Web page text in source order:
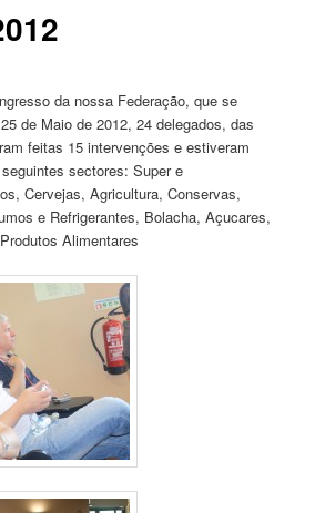
da nossa Federação, que se
de Maio de 2012, 24 delegados, das
feitas 15 intervenções e estiveram
sectores: Super e
Cervejas, Agricultura, Conservas,
e Refrigerantes, Bolacha, Açucares,
Alimentares